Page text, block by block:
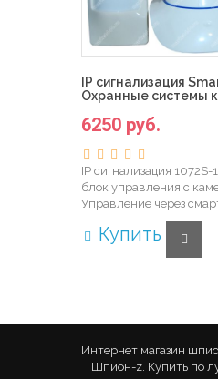
IP сигнализация
Охранные системы
6250 руб.
IP сигнализация
блок управления с
Управление через
Купить
Интернет магазин
Шпион-z. Купить по